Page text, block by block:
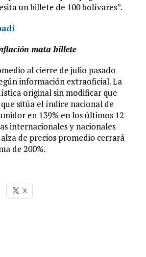
un billete de 100 bolívares”.
mata billete
al cierre de julio pasado
información extraoficial. La
original sin modificar que
sitúa el índice nacional de
en 139% en los últimos 12
internacionales y nacionales
de precios promedio cerrará
de 200%.
X